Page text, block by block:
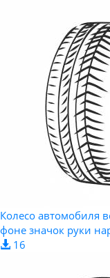
Колесо автомобиля
фоне значок руки
16